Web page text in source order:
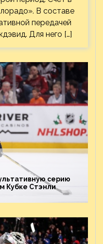
В составе
передачей
Для него […]
серию
Кубке Стэнли